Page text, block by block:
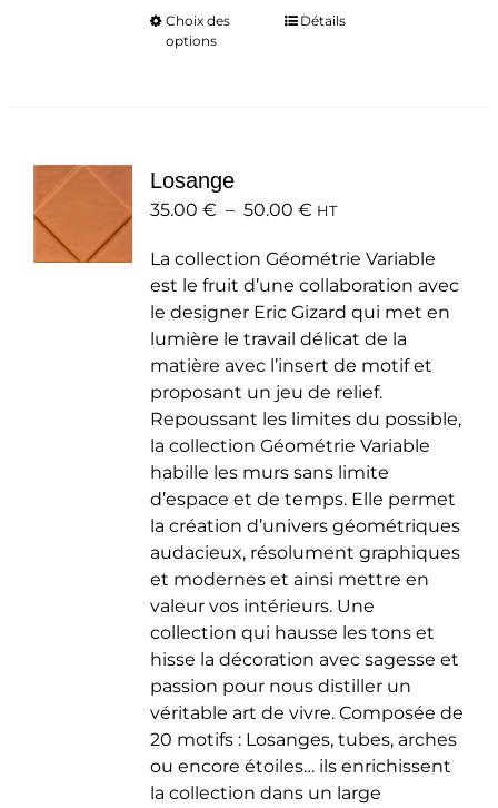
Choix des
options
Ce
peuvent
choisies
sur
la
page
du
produit
Détails
Losange
35.00 € – 50.00 €Plage
prix :
35.00 €
à
50.00 €
HT
La collection Géométrie Variable
est le fruit d’une collaboration avec
le designer Eric Gizard qui met en
lumière le travail délicat de la
matière avec l’insert de motif et
proposant un jeu de relief.
Repoussant les limites du possible,
la collection Géométrie Variable
habille les murs sans limite
d’espace et de temps. Elle permet
la création d’univers géométriques
audacieux, résolument graphiques
et modernes et ainsi mettre en
valeur vos intérieurs. Une
collection qui hausse les tons et
hisse la décoration avec sagesse et
passion pour nous distiller un
véritable art de vivre. Composée de
20 motifs : Losanges, tubes, arches
ou encore étoiles… ils enrichissent
la collection dans un large